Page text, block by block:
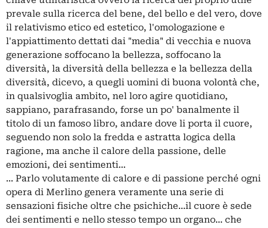
prevale sulla ricerca del bene, del bello e del vero, dove
il relativismo etico ed estetico, l'omologazione e
l'appiattimento dettati dai "media" di vecchia e nuova
generazione soffocano la bellezza, soffocano la
diversità, la diversità della bellezza e la bellezza della
diversità, dicevo, a quegli uomini di buona volontà che,
in qualsivoglia ambito, nel loro agire quotidiano,
sappiano, parafrasando, forse un po' banalmente il
titolo di un famoso libro, andare dove li porta il cuore,
seguendo non solo la fredda e astratta logica della
ragione, ma anche il calore della passione, delle
emozioni, dei sentimenti...
... Parlo volutamente di calore e di passione perché ogni
opera di Merlino genera veramente una serie di
sensazioni fisiche oltre che psichiche...il cuore è sede
dei sentimenti e nello stesso tempo un organo... che